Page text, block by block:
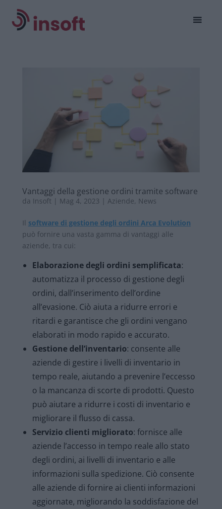
Vantaggi della gestione ordini tramite software
da Insoft | Mag 4, 2023 | Aziende, News
Il software di gestione degli ordini Arca Evolution
può fornire una vasta gamma di vantaggi alle
aziende, tra cui:
Elaborazione degli ordini semplificata:
automatizza il processo di gestione degli
ordini, dall’inserimento dell’ordine
all’evasione. Ciò aiuta a ridurre errori e
ritardi e garantisce che gli ordini vengano
elaborati in modo rapido e accurato.
Gestione dell’inventario: consente alle
aziende di gestire i livelli di inventario in
tempo reale, aiutando a prevenire l’eccesso
o la mancanza di scorte di prodotti. Questo
può aiutare a ridurre i costi di inventario e
migliorare il flusso di cassa.
Servizio clienti migliorato: fornisce alle
aziende l’accesso in tempo reale allo stato
degli ordini, ai livelli di inventario e alle
informazioni sulla spedizione. Ciò consente
alle aziende di fornire ai clienti informazioni
aggiornate, migliorando la soddisfazione del